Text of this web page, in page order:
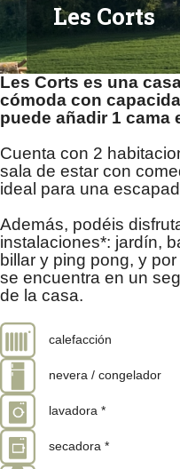
Les Corts
Les Corts es una
cómoda con
puede añadir 1 cama
Cuenta con 2
sala de estar con
ideal para una
Además, podéis
instalaciones*: jardín,
billar y ping pong, y
se encuentra en un
de la casa.
calefacción
nevera / congelador
lavadora *
secadora *